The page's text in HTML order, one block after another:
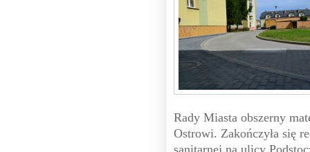
Rady Miasta obszerny
Ostrowi. Zakończyła się
sanitarnej na ulicy